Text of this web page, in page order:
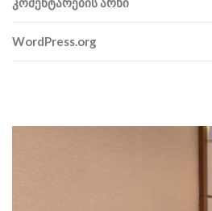
WordPress.org